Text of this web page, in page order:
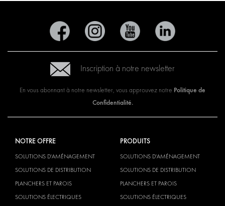
Inscription à notre newsletter
En vous abonnant à notre newsletter, vous approuvez notre Politique de
Confidentialité.
NOTRE OFFRE
SOLUTIONS D'AMÉNAGEMENT
SOLUTIONS DE DISTRIBUTION
PLANCHERS ET PAROIS
SOLUTIONS ÉLECTRIQUES
PRODUITS
SOLUTIONS D'AMÉNAGEMENT
SOLUTIONS DE DISTRIBUTION
PLANCHERS ET PAROIS
SOLUTIONS ÉLECTRIQUES